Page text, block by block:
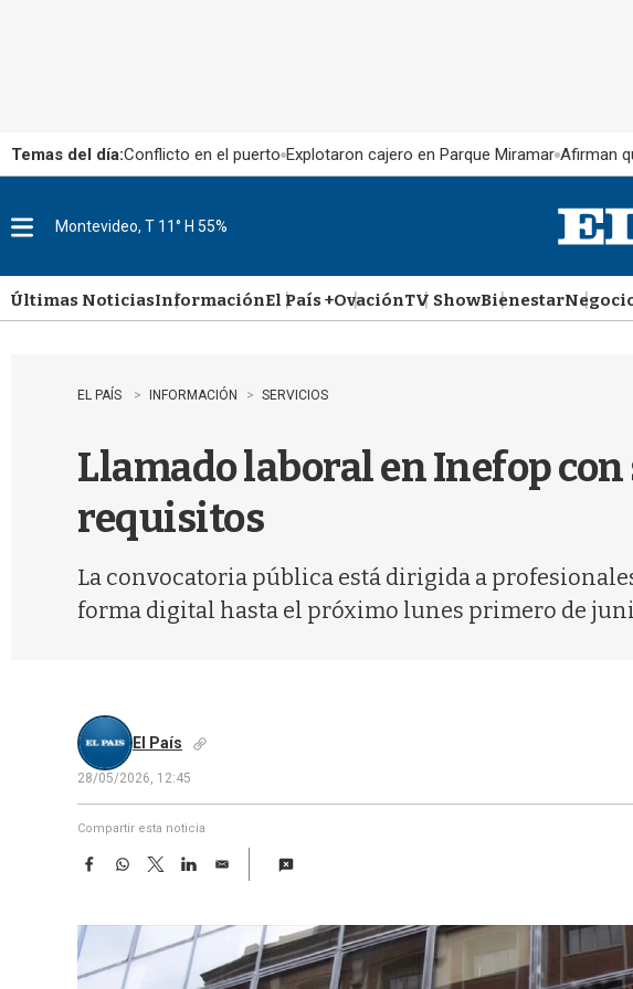
Temas del día:Conflicto en el puerto Explotaron cajero en Parque Miramar Afirman
u
Montevideo, T 11° H 55%
Últimas NoticiasInformaciónEl País +OvaciónTV ShowBienestar
EL PAÍS INFORMACIÓN SERVICIOS
Llamado laboral en Inefop con
requisitos
La convocatoria pública está dirigida a
forma digital hasta el próximo lunes primero de
El País
28/05/2026, 12:45
Compartir esta noticia
F
e
o
W
t
s
A
T
w
t
t
L
k
e
d
E
i